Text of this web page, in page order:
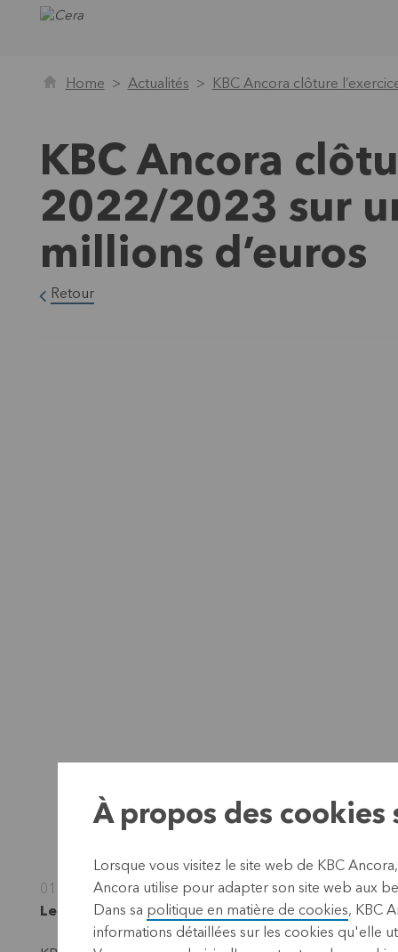
Home Actualités KBC Ancora clôture
KBC Ancora
2022/2023 sur
millions d’euros
Retour
01 septembre 2023
Leuven, 1septembre 2023 (17.40 CEST)
À propos des cookies
Lorsque vous visitez le site web de KBC
Ancora utilise pour adapter son site web aux
Dans sa politique en matière de cookies, KBC
informations détaillées sur les cookies qu'elle